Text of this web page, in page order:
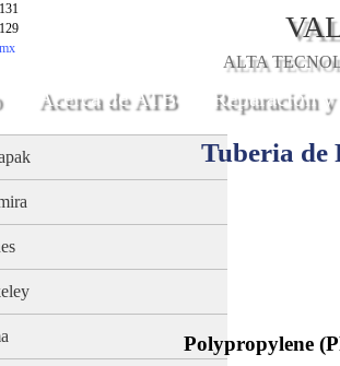
ALTA
Acerca de ATB Reparación
Tuberia de
Polypropylene